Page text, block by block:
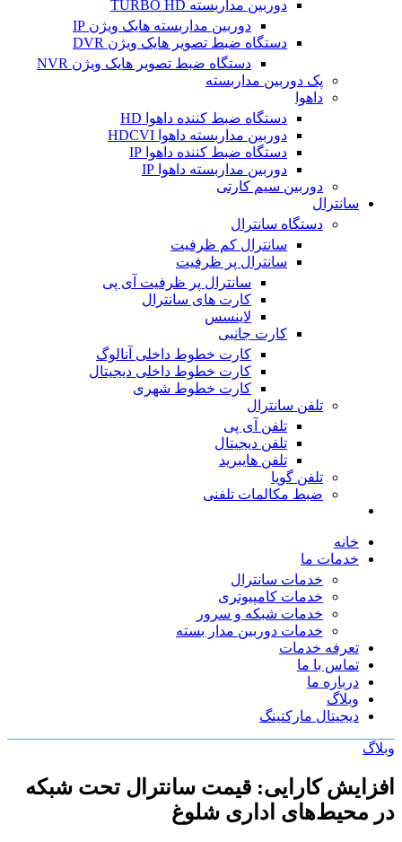
دوربین مداربسته TURBO HD
دوربین مداربسته هایک ویژن IP
دستگاه ضبط تصویر هایک ویژن DVR
دستگاه ضبط تصویر هایک ویژن NVR
پک دوربین مداربسته
داهوا
دستگاه ضبط کننده داهوا HD
دوربین مداربسته داهوا HDCVI
دستگاه ضبط کننده داهوا IP
دوربین مداربسته داهوا IP
دوربین سیم کارتی
سانترال
دستگاه سانترال
سانترال کم ظرفیت
سانترال پر ظرفیت
سانترال پر ظرفیت آی پی
کارت های سانترال
لاینسس
کارت جانبی
کارت خطوط داخلی آنالوگ
کارت خطوط داخلی دیجیتال
کارت خطوط شهری
تلفن سانترال
تلفن آی پی
تلفن دیجیتال
تلفن هایبرید
تلفن گویا
ضبط مکالمات تلفنی
خانه
خدمات ما
خدمات سانترال
خدمات کامپیوتری
خدمات شبکه و سرور
خدمات دوربین مدار بسته
تعرفه خدمات
تماس با ما
درباره ما
وبلاگ
دیجیتال مارکتینگ
وبلاگ
افزایش کارایی: قیمت سانترال تحت شبکه
در محیط‌های اداری شلوغ